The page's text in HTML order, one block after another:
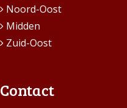
Noord-Oost
Midden
Zuid-Oost
Contact